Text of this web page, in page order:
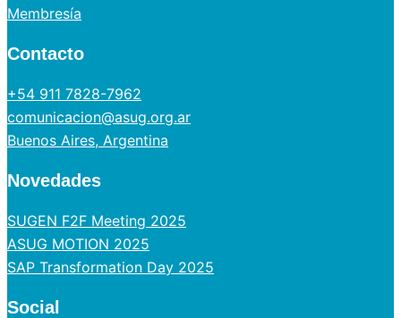
Membresía
Contacto
+54 911 7828-7962
comunicacion@asug.org.ar
Buenos Aires, Argentina
Novedades
SUGEN F2F Meeting 2025
ASUG MOTION 2025
SAP Transformation Day 2025
Social